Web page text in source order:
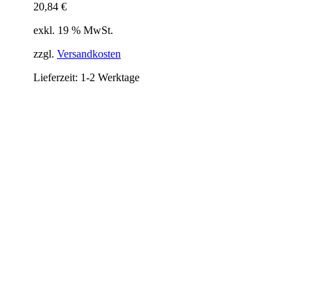
20,84 €
exkl. 19 % MwSt.
zzgl. Versandkosten
Lieferzeit: 1-2 Werktage